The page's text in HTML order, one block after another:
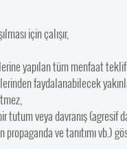
için çalışır,
yapılan tüm menfaat
faydalanabilecek
tutum veya davranış (agresif
ve tanıtımı vb.)